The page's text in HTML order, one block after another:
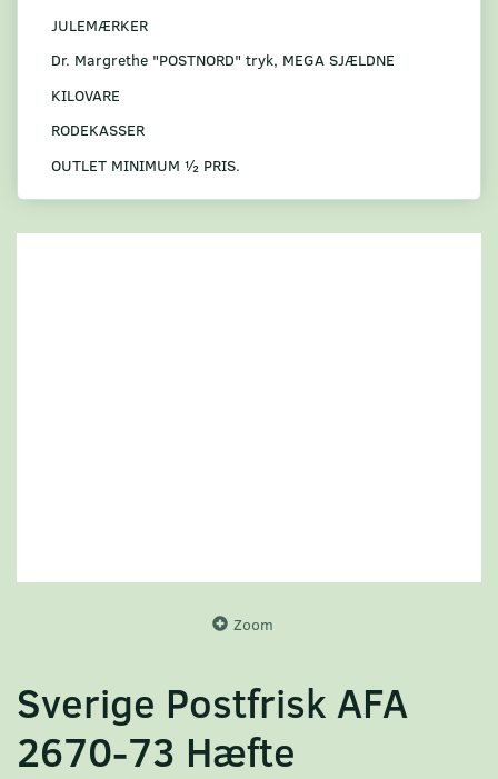
JULEMÆRKER
Dr. Margrethe "POSTNORD" tryk, MEGA SJÆLDNE
KILOVARE
RODEKASSER
OUTLET MINIMUM ½ PRIS.
Zoom
Sverige Postfrisk AFA
2670-73 Hæfte